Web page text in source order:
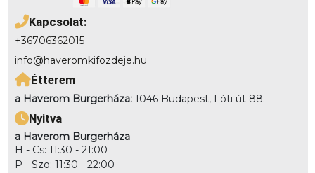
Kapcsolat:
+36706362015
info@haveromkifozdeje.hu
Étterem
a Haverom Burgerháza: 1046 Budapest, Fóti út 88.
Nyitva
a Haverom Burgerháza
H - Cs: 11:30 - 21:00
P - Szo: 11:30 - 22:00